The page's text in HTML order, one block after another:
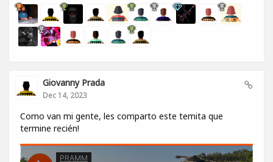
Giovanny Prada
Dec 14, 2023
Como van mi gente, les comparto este temita que
termine recién!